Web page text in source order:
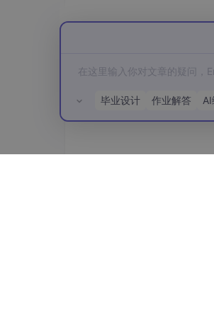
的语音风格，避免了初次
5. 实际应用场景
5.1 游戏开发配音
毕业设计 作业解答